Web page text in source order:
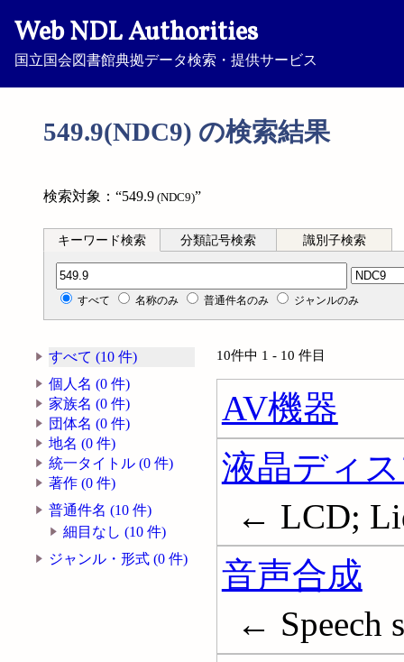
Web NDL Authorities
国立国会図書館典拠データ検索・提供サービス
549.9(NDC9) の検索結果
検索対象：“549.9 (NDC9)”
キーワード検索 分類記号検索 識別子検索
分類記号検索
すべて 名称のみ 普通件名のみ ジャンルのみ
すべて (10 件)
個人名 (0 件)
家族名 (0 件)
団体名 (0 件)
地名 (0 件)
統一タイトル (0 件)
著作 (0 件)
普通件名 (10 件)
細目なし (10 件)
ジャンル・形式 (0 件)
10件中 1 - 10 件目
AV機器
液晶ディ
← LCD;
音声合成
← Speech